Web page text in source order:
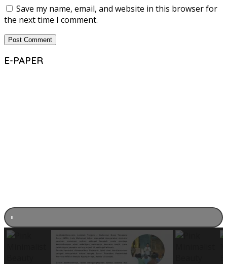
Save my name, email, and website in this browser for
the next time I comment.
E-PAPER